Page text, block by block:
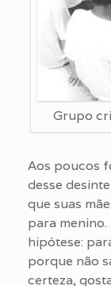
Grupo
Aos poucos
desse
que suas
para
hipótese:
porque não
certeza,